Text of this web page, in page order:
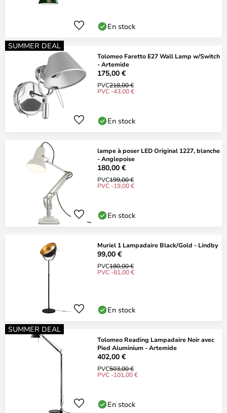
En stock
SUMMER DEAL
Tolomeo Faretto E27 Wall Lamp w/Switch
- Artemide
175,00 €
PVC218,00 €
PVC -43,00 €
En stock
lampe à poser LED Original 1227, blanche
- Anglepoise
180,00 €
PVC199,00 €
PVC -19,00 €
En stock
Muriel 1 Lampadaire Black/Gold - Lindby
99,00 €
PVC180,00 €
PVC -81,00 €
En stock
SUMMER DEAL
Tolomeo Reading Lampadaire Noir avec
Pied Aluminium - Artemide
402,00 €
PVC503,00 €
PVC -101,00 €
En stock